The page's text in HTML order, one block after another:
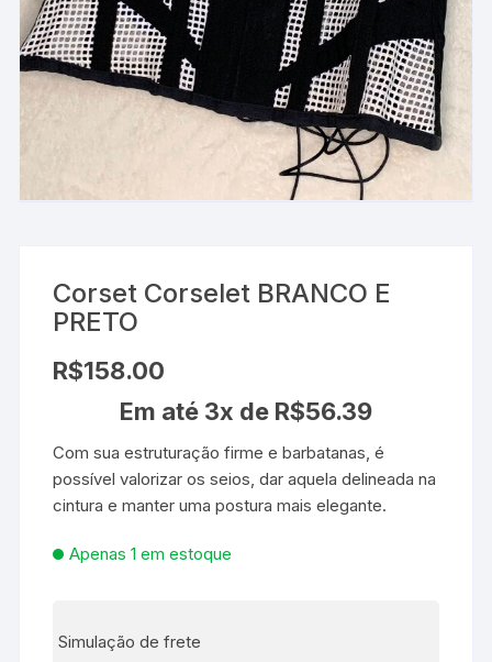
Corset Corselet BRANCO E
PRETO
R$158.00
Em até 3x de R$56.39
Com sua estruturação firme e barbatanas, é
possível valorizar os seios, dar aquela delineada na
cintura e manter uma postura mais elegante.
Apenas 1 em estoque
Simulação de frete